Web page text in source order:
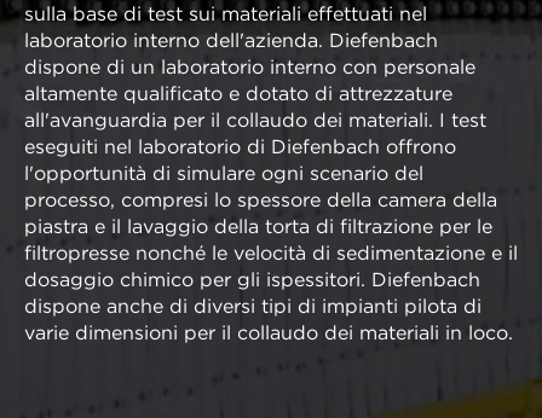
sulla base di test sui materiali effettuati nel
laboratorio interno dell'azienda. Diefenbach
dispone di un laboratorio interno con personale
altamente qualificato e dotato di attrezzature
all'avanguardia per il collaudo dei materiali. I test
eseguiti nel laboratorio di Diefenbach offrono
l'opportunità di simulare ogni scenario del
processo, compresi lo spessore della camera della
piastra e il lavaggio della torta di filtrazione per le
filtropresse nonché le velocità di sedimentazione e il
dosaggio chimico per gli ispessitori. Diefenbach
dispone anche di diversi tipi di impianti pilota di
varie dimensioni per il collaudo dei materiali in loco.